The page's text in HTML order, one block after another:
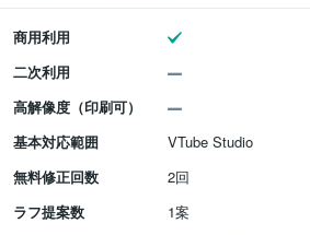
商用利用
二次利用
高解像度（印刷可）
基本対応範囲
VTube Studio
無料修正回数
2回
ラフ提案数
1案